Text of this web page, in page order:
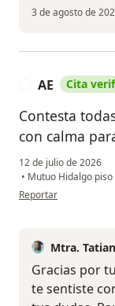
3 de agosto de
AE Cita
Contesta
con calma
12 de julio de 2026
• Mutuo Hidalgo piso
en opinión del usuario
Reportar
Mtra.
Gracias por
te sentiste